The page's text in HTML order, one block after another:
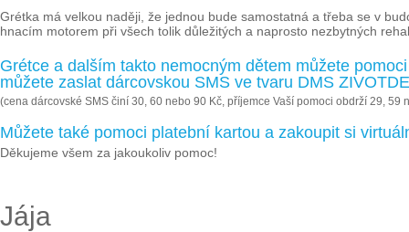
Grétka má velkou naději, že jednou bude samostatná a třeba se v
hnacím motorem při všech tolik důležitých a naprosto nezbytných
Grétce a dalším takto nemocným dětem můžete
můžete zaslat dárcovskou SMS ve tvaru DMS
(cena dárcovské SMS činí 30, 60 nebo 90 Kč, příjemce Vaší pomoci obdrží 29, 59
Můžete také pomoci platební kartou a zakoupit si
Děkujeme všem za jakoukoliv pomoc!
Jája